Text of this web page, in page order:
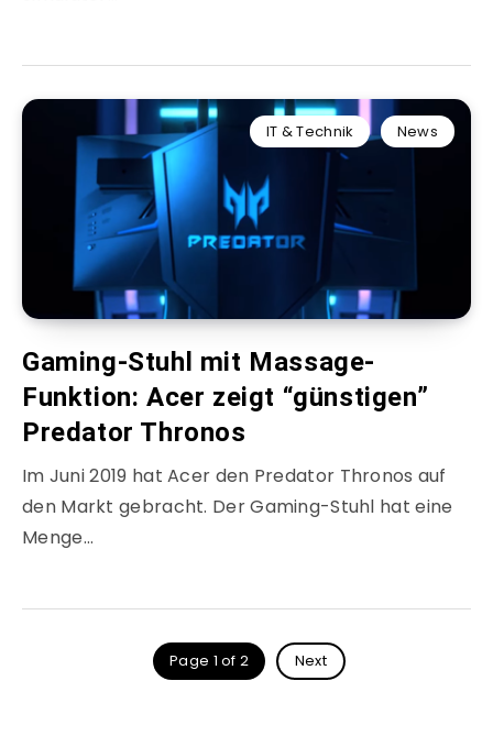
IT & Technik News
Gaming-Stuhl mit Massage-
Funktion: Acer zeigt “günstigen”
Predator Thronos
Im Juni 2019 hat Acer den Predator Thronos auf
den Markt gebracht. Der Gaming-Stuhl hat eine
Menge…
Page 1 of 2 Next